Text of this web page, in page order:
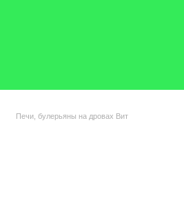
Печи, булерьяны на дровах Вит